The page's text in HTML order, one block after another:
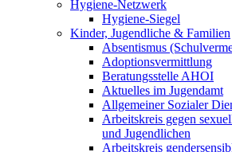
Hygiene-Netzwerk
Hygiene-Siegel
Kinder, Jugendliche & Familien
Absentismus
Adoptionsvermittlung
Beratungsstelle AHOI
Aktuelles im Jugendamt
Allgemeiner Sozialer
Arbeitskreis gegen
und Jugendlichen
Arbeitskreis